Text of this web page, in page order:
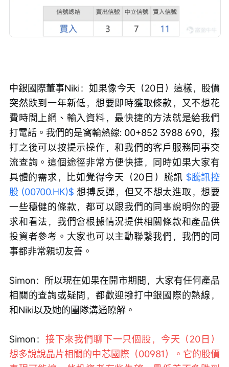
中銀國際董事Niki：如果像今天（20日）這樣，股價
突然跌到一年新低，想要即時獲取條款，又不想花
費時間上網、輸入資料，最快捷的方法就是給我們
打電話。我們的是窩輪熱線: 00+852 3988 690，撥
打之後可以按提示操作，和我們的客戶服務同事交
流查詢。這個途徑非常方便快捷，同時如果大家有
具體的需求，比如覺得今天（20日）騰訊 $騰訊控
股 (00700.HK)$ 想搏反彈，但又不想太進取，想要
一些穩健的條款，都可以跟我們的同事說明你的要
求和看法，我們會根據情況提供相關條款和產品供
投資者參考。大家也可以主動聯繫我們，我們的同
事都非常親切友善。
Simon：所以現在如果在開市期間，大家有任何產品
相關的查詢或疑問，都歡迎撥打中銀國際的熱線，
和Niki以及她的團隊溝通瞭解。
Simon： 接下來我們聊下一只個股，今天（20日）
想多說說晶片相關的中芯國際（00981）。它的股價